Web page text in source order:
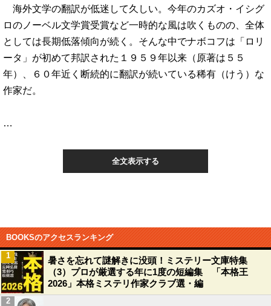
海外文学の翻訳が低迷して久しい。今年のカズオ・イシグ
ロのノーベル文学賞受賞など一時的な風は吹くものの、全体
としては長期低落傾向が続く。そんな中でナボコフは「ロリ
ータ」が初めて邦訳された１９５９年以来（原著は５５
年）、６０年近く断続的に翻訳が続いている稀有（けう）な
作家だ。
…
全文表示する
BOOKSのアクセスランキング
暑さを忘れて謎解きに没頭！ミステリー文庫特集
（3）プロが厳選する年に1度の短編集 「本格王
2026」本格ミステリ作家クラブ選・編
1
2